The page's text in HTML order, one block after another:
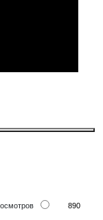
890